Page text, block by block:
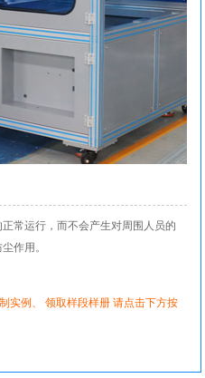
常运行，而不会产生对周围人员的
作用。
实例、 领取样段样册 请点击下方按